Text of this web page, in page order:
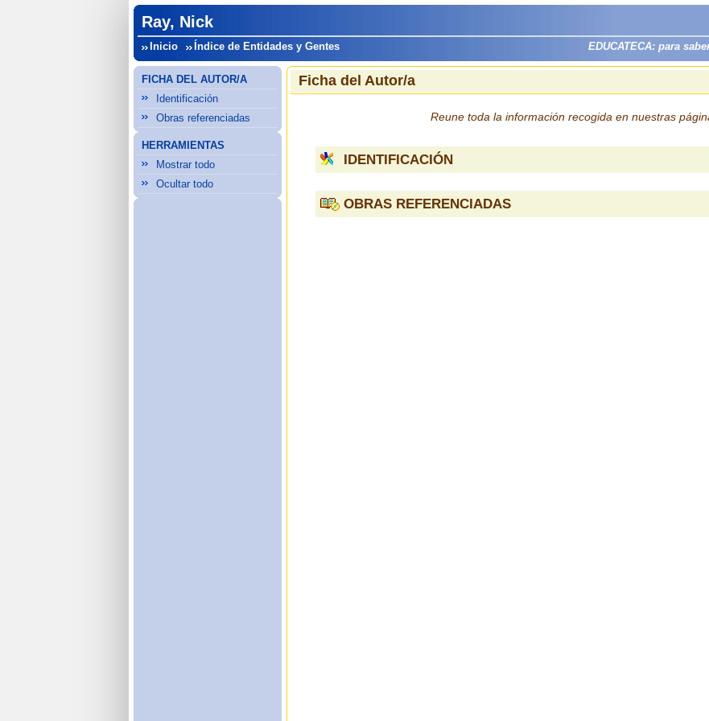
Ray, Nick
Inicio Índice de Entidades y Gentes EDUCATECA: para
FICHA DEL AUTOR/A
Identificación
Obras referenciadas
HERRAMIENTAS
Mostrar todo
Ocultar todo
Ficha del Autor/a
Reune toda la información recogida en nuestras
IDENTIFICACIÓN
OBRAS REFERENCIADAS